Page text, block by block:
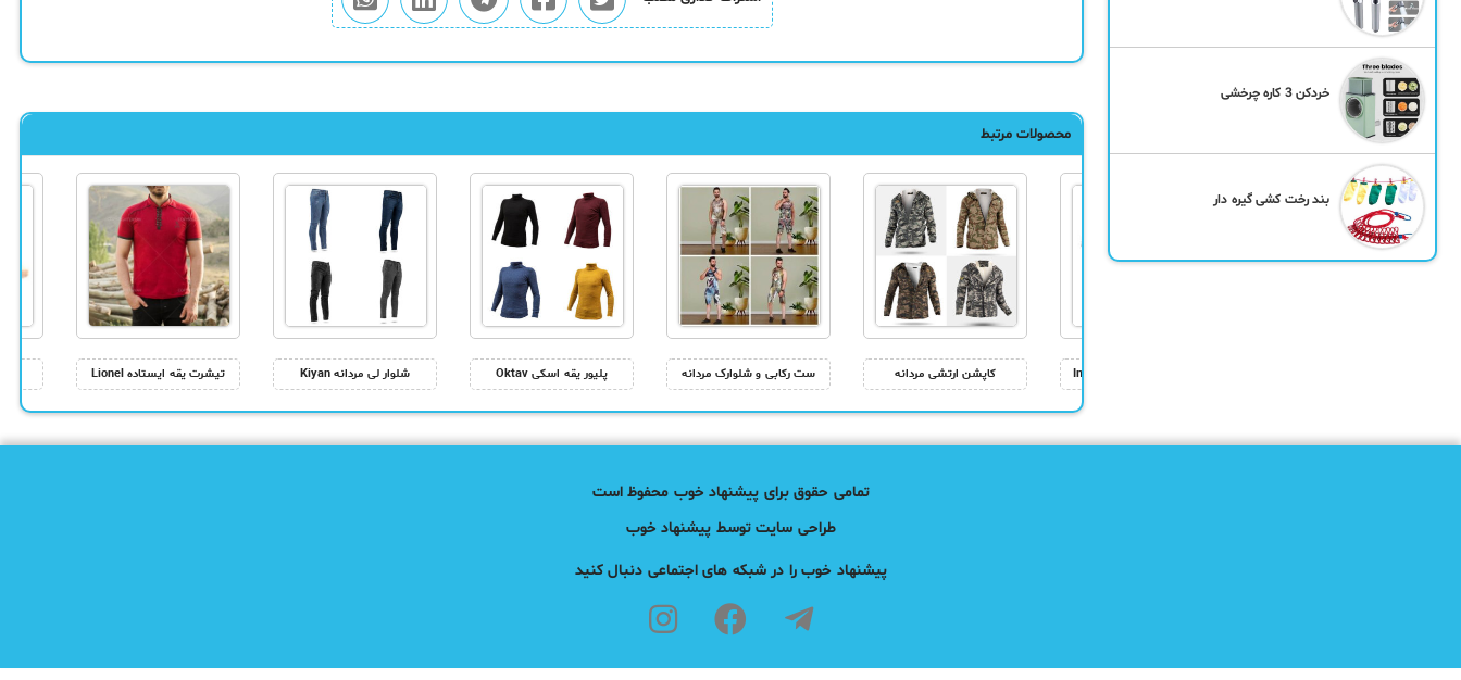
محصولات مرتبط
تیشرت یقه ایستاده Lionel شلوار لی مردانه Kiyan پلیور یقه اسکی Oktav ست رکابی و شلوارک مردانه کاپشن ارتشی مردانه
خردکن 3 کاره چرخشی
بند رخت کشی گیره دار
تمامی حقوق برای پیشنهاد خوب محفوظ است
طراحی سایت توسط پیشنهاد خوب
پیشنهاد خوب را در شبکه های اجتماعی دنبال کنید